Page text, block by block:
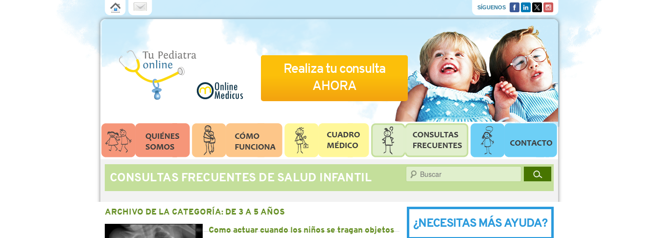
SÍGUENOS
Realiza tu consulta
AHORA
CONSULTAS FRECUENTES DE SALUD INFANTIL Buscar
ARCHIVO DE LA CATEGORÍA: DE 3 A 5 AÑOS
Como actuar cuando los niños se tragan objetos
¿NECESITAS MÁS AYUDA?